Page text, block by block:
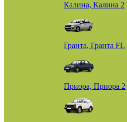
Калина, Калина 2
Гранта, Гранта FL
Приора, Приора 2